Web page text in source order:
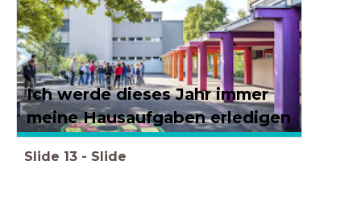
Ich werde dieses Jahr immer
meine Hausaufgaben erledigen
Slide 13 - Slide